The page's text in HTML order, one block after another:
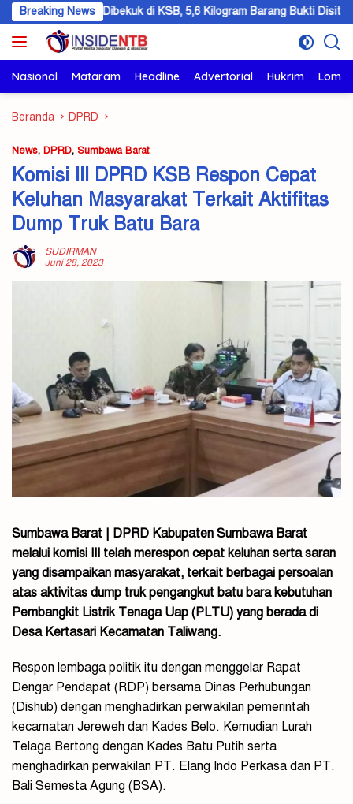
Langsung
ke
konten
Breaking News
Dibekuk di KSB, 5,6 Kilogram Barang Bukti Disita KSB
Nasional Mataram Headline Advertorial Hukrim
Beranda DPRD
News, DPRD, Sumbawa Barat
Komisi III DPRD KSB Respon Cepat
Keluhan Masyarakat Terkait Aktifitas
Dump Truk Batu Bara
SUDIRMAN
Juni 28, 2023
Sumbawa Barat | DPRD Kabupaten Sumbawa Barat
melalui komisi III telah merespon cepat keluhan serta saran
yang disampaikan masyarakat, terkait berbagai persoalan
atas aktivitas dump truk pengangkut batu bara kebutuhan
Pembangkit Listrik Tenaga Uap (PLTU) yang berada di
Desa Kertasari Kecamatan Taliwang.
Respon lembaga politik itu dengan menggelar Rapat
Dengar Pendapat (RDP) bersama Dinas Perhubungan
(Dishub) dengan menghadirkan perwakilan pemerintah
kecamatan Jereweh dan Kades Belo. Kemudian Lurah
Telaga Bertong dengan Kades Batu Putih serta
menghadirkan perwakilan PT. Elang Indo Perkasa dan PT.
Bali Semesta Agung (BSA).